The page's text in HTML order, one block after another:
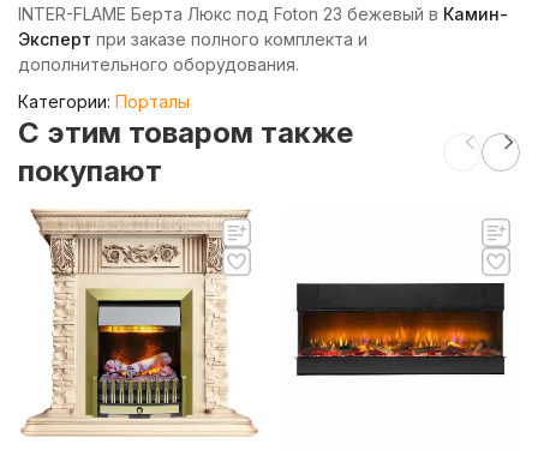
INTER-FLAME Берта Люкс под Foton 23 бежевый в Камин-
Эксперт при заказе полного комплекта и
дополнительного оборудования.
Категории: Порталы
C этим товаром также
покупают